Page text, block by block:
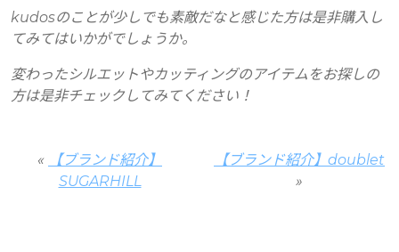
kudosのことが少しでも素敵だなと感じた方は是非購入し
てみてはいかがでしょうか。
変わったシルエットやカッティングのアイテムをお探しの
方は是非チェックしてみてください！
«
【ブランド紹介】
SUGARHILL
【ブランド紹介】doublet
»